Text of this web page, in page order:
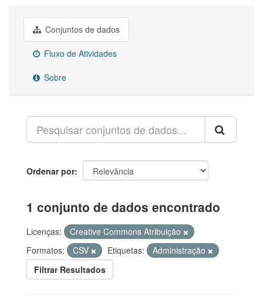
Conjuntos de dados
Fluxo de Atividades
Sobre
Ordenar por
1 conjunto de dados encontrado
Licenças:
Creative Commons Atribuição
Formatos:
CSV Etiquetas:
Administração
Filtrar Resultados